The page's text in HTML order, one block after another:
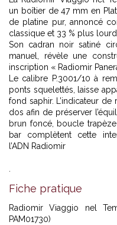
un boîtier de 47 mm en
de platine pur, annoncé
classique et 33 % plus lourd
Son cadran noir satiné
manuel, révèle une
inscription « Radiomir
Le calibre P.3001/10 à
ponts squelettés, laisse
fond saphir. L’indicateur
dos afin de préserver
brun foncé, boucle
bar complètent cette
l’ADN Radiomir
Fiche pratique
Radiomir Viaggio nel
PAM01730)